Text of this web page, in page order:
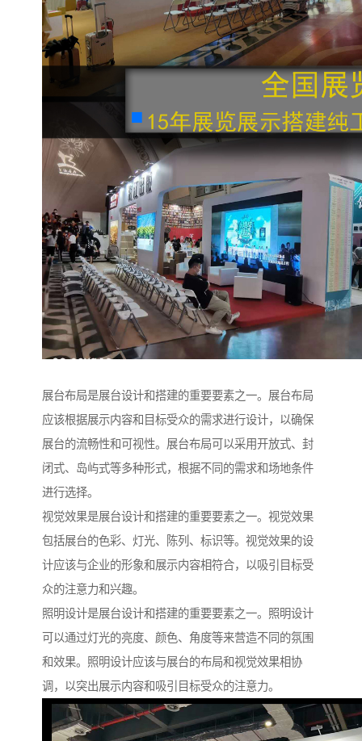
展台布局是展台设计和搭建的重要要素之一。展台布局
应该根据展示内容和目标受众的需求进行设计，以确保
展台的流畅性和可视性。展台布局可以采用开放式、封
闭式、岛屿式等多种形式，根据不同的需求和场地条件
进行选择。
视觉效果是展台设计和搭建的重要要素之一。视觉效果
包括展台的色彩、灯光、陈列、标识等。视觉效果的设
计应该与企业的形象和展示内容相符合，以吸引目标受
众的注意力和兴趣。
照明设计是展台设计和搭建的重要要素之一。照明设计
可以通过灯光的亮度、颜色、角度等来营造不同的氛围
和效果。照明设计应该与展台的布局和视觉效果相协
调，以突出展示内容和吸引目标受众的注意力。